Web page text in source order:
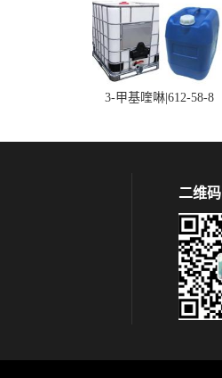
3-甲基喹啉|612-58-8
二维码